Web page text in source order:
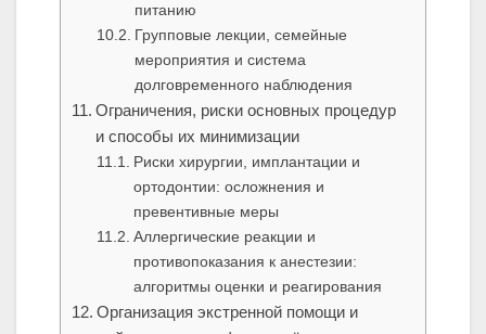
питанию
Групповые лекции, семейные
мероприятия и система
долговременного наблюдения
Ограничения, риски основных процедур
и способы их минимизации
Риски хирургии, имплантации и
ортодонтии: осложнения и
превентивные меры
Аллергические реакции и
противопоказания к анестезии:
алгоритмы оценки и реагирования
Организация экстренной помощи и